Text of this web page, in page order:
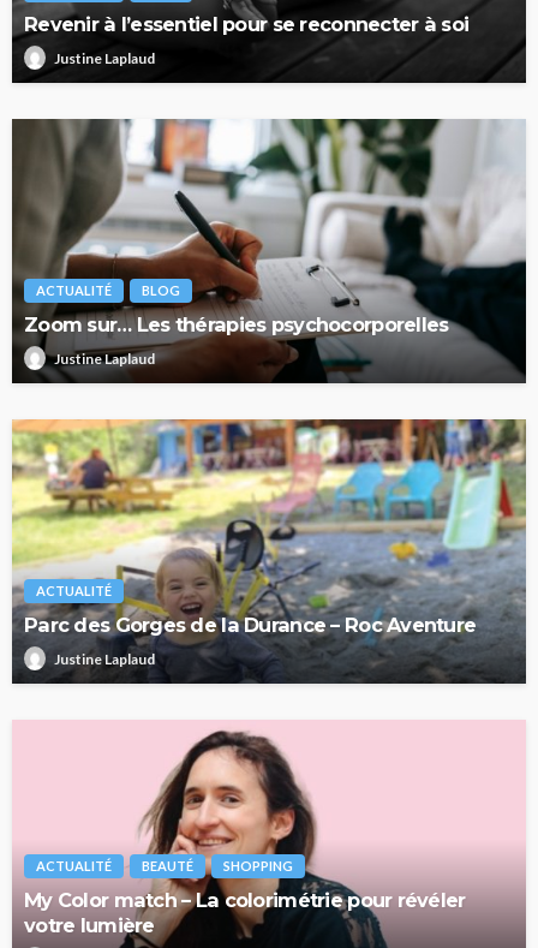
Revenir à l’essentiel pour se reconnecter à soi
Justine Laplaud
ACTUALITÉ BLOG
Zoom sur… Les thérapies psychocorporelles
Justine Laplaud
ACTUALITÉ
Parc des Gorges de la Durance – Roc Aventure
Justine Laplaud
ACTUALITÉ BEAUTÉ SHOPPING
My Color match – La colorimétrie pour révéler
votre lumière